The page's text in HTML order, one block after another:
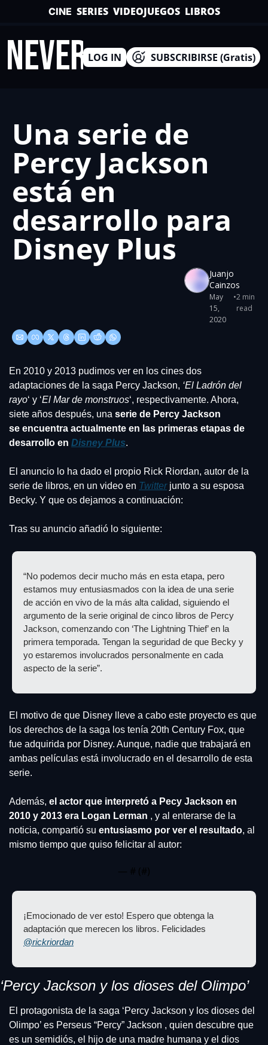
CINE SERIES VIDEOJUEGOS LIBROS
LOG IN SUBSCRIBIRSE (Gratis)
Una serie de
Percy Jackson
está en
desarrollo para
Disney Plus
Juanjo
Cainzos
May
15,
2020
•2 min
read
En 2010 y 2013 pudimos ver en los cines dos
adaptaciones de la saga Percy Jackson, ‘El Ladrón del
rayo‘ y ‘El Mar de monstruos‘, respectivamente. Ahora,
siete años después, una serie de Percy Jackson
se encuentra actualmente en las primeras etapas de
desarrollo en Disney Plus.
El anuncio lo ha dado el propio Rick Riordan, autor de la
serie de libros, en un video en Twitter junto a su esposa
Becky. Y que os dejamos a continuación:
Tras su anuncio añadió lo siguiente:
“No podemos decir mucho más en esta etapa, pero
estamos muy entusiasmados con la idea de una serie
de acción en vivo de la más alta calidad, siguiendo el
argumento de la serie original de cinco libros de Percy
Jackson, comenzando con ‘The Lightning Thief’ en la
primera temporada. Tengan la seguridad de que Becky y
yo estaremos involucrados personalmente en cada
aspecto de la serie”.
El motivo de que Disney lleve a cabo este proyecto es que
los derechos de la saga los tenía 20th Century Fox, que
fue adquirida por Disney. Aunque, nadie que trabajará en
ambas películas está involucrado en el desarrollo de esta
serie.
Además, el actor que interpretó a Pecy Jackson en
2010 y 2013 era Logan Lerman , y al enterarse de la
noticia, compartió su entusiasmo por ver el resultado, al
mismo tiempo que quiso felicitar al autor:
— # (#)
¡Emocionado de ver esto! Espero que obtenga la
@rickriordan
‘Percy Jackson y los dioses del Olimpo’
El protagonista de la saga ‘Percy Jackson y los dioses del
Olimpo’ es Perseus “Percy” Jackson , quien descubre que
es un semidiós, el hijo de una madre humana y el dios